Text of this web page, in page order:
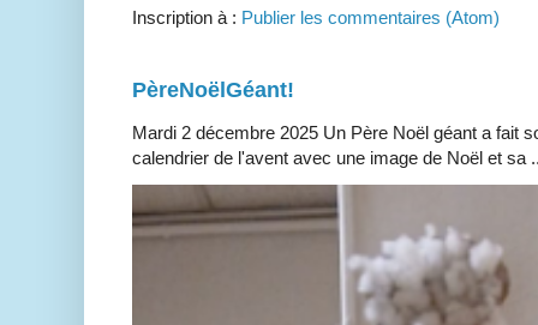
Inscription à : Publier les commentaires (Atom)
PèreNoëlGéant!
Mardi 2 décembre 2025 Un Père Noël géant a fait
calendrier de l'avent avec une image de Noël et sa